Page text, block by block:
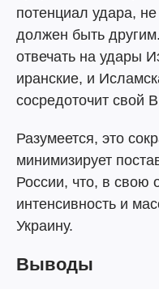
потенциал удара,
должен быть
отвечать на удары
иранские, и
сосредоточит свой
Разумеется, это
минимизирует
России, что, в свою
интенсивность и
Украину.
Выводы